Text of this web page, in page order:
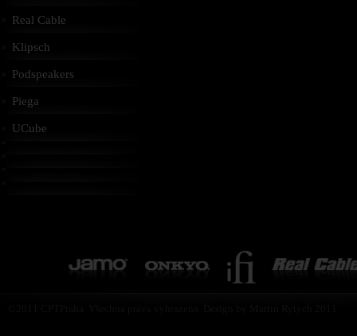
Real Cable
Klipsch
Podspeakers
Piega
UCube